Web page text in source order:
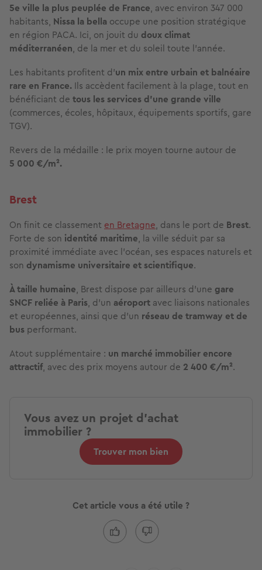
5e ville la plus peuplée de France, avec environ 347 000
habitants, Nissa la bella occupe une position stratégique
en région PACA. Ici, on jouit du doux climat
méditerranéen, de la mer et du soleil toute l’année.
Les habitants profitent d’un mix entre urbain et balnéaire
rare en France. Ils accèdent facilement à la plage, tout en
bénéficiant de tous lesservices d’une grande ville
(commerces, écoles, hôpitaux, équipements sportifs, gare
TGV).
Revers de la médaille : le prix moyen tourne autour de
5 000 €/m².
Brest
On finit ce classement en Bretagne, dans le port de Brest.
Forte de son identité maritime, la ville séduit par sa
proximité immédiate avec l’océan, ses espaces naturels et
son dynamisme universitaire et scientifique.
À taille humaine, Brest dispose par ailleurs d’une gare
SNCF reliée à Paris, d’un aéroport avec liaisons nationales
et européennes, ainsi que d’un réseau de tramway et de
bus performant.
Atout supplémentaire : un marché immobilier encore
attractif, avec des prix moyens autour de 2 400 €/m².
Vous avez un projet d'achat
immobilier ?
Trouver mon bien
Cet article vous a été utile ?